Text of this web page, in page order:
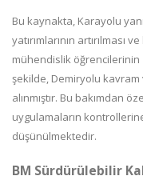
Bu kaynakta, Karayolu
yatırımlarının artırılması
mühendislik öğrencilerinin
şekilde, Demiryolu
alınmıştır. Bu bakımdan
uygulamaların
düşünülmektedir.
BM Sürdürülebilir